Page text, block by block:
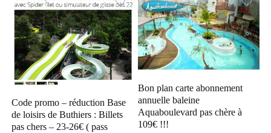
Code promo – réduction Base
de loisirs de Buthiers : Billets
pas chers – 23-26€ ( pass
Bon plan carte abonnement
annuelle baleine
Aquaboulevard pas chère à
109€ !!!